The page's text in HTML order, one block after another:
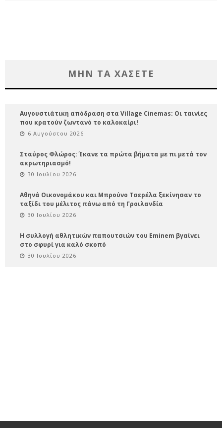
ΜΗΝ ΤΑ ΧΑΣΕΤΕ
Αυγουστιάτικη απόδραση στα Village Cinemas: Οι ταινίες
που κρατούν ζωντανό το καλοκαίρι!
6 Αυγούστου 2026
Σταύρος Φλώρος: Έκανε τα πρώτα βήματα με πι μετά τον
ακρωτηριασμό!
30 Ιουλίου 2026
Αθηνά Οικονομάκου και Μπρούνο Τσερέλα ξεκίνησαν το
ταξίδι του μέλιτος πάνω από τη Γροιλανδία
30 Ιουλίου 2026
Η συλλογή αθλητικών παπουτσιών του Eminem βγαίνει
στο σφυρί για καλό σκοπό
30 Ιουλίου 2026